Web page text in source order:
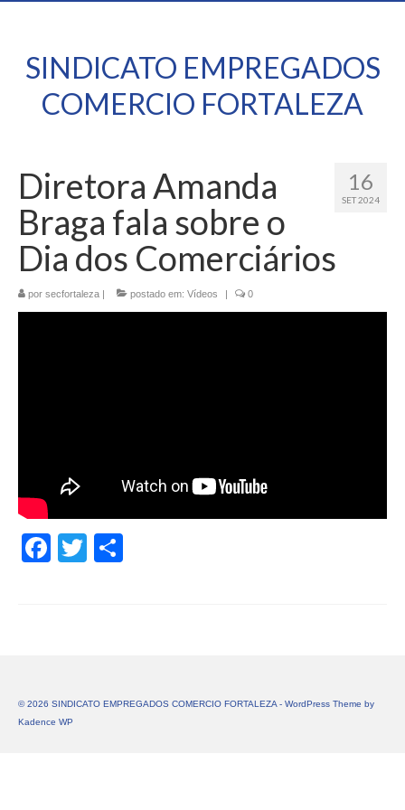
SINDICATO EMPREGADOS
COMERCIO FORTALEZA
16
SET 2024
Diretora Amanda
Braga fala sobre o
Dia dos Comerciários
por secfortaleza | postado em: Vídeos | 0
Facebook
Twitter
© 2026 SINDICATO EMPREGADOS COMERCIO FORTALEZA - WordPress Theme by
Kadence WP